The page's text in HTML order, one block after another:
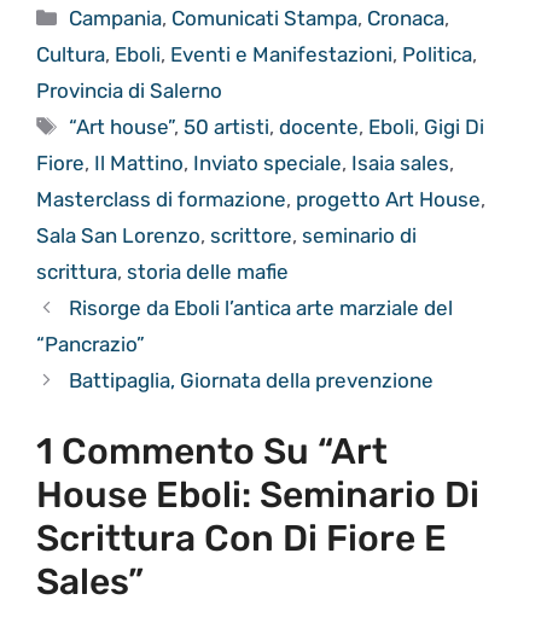
Categorie
Campania, Comunicati Stampa, Cronaca,
Cultura, Eboli, Eventi e Manifestazioni, Politica,
Provincia di Salerno
Tag
“Art house”,50 artisti,docente, Eboli, Gigi Di
Fiore, Il Mattino, Inviato speciale, Isaia sales,
Masterclass di formazione, progetto Art House,
Sala San Lorenzo, scrittore, seminario di
scrittura, storia delle mafie
Risorge da Eboli l’antica arte marziale del
“Pancrazio”
Battipaglia, Giornata della prevenzione
1 Commento Su “Art
House Eboli: Seminario Di
Scrittura Con Di Fiore E
Sales”